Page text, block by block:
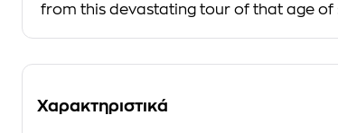
from this devastating tour of that age
Χαρακτηριστικά